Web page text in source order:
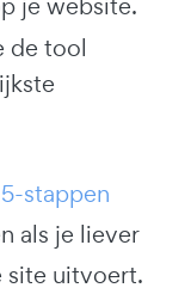
de tool
stappen
als je liever
site uitvoert.